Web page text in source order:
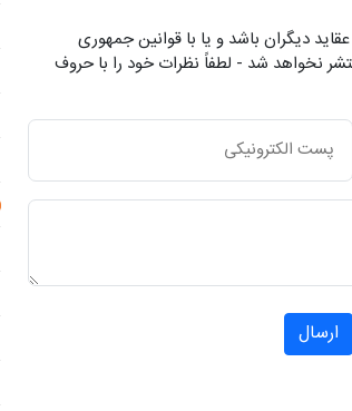
دیگران باشد و یا با قوانین جمهوری
نخواهد شد - لطفاً نظرات خود را با حروف
ارسال